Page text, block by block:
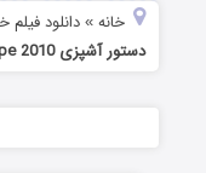
خانه »دانلود فیلم
دستور آشپزی The Recipe 2010